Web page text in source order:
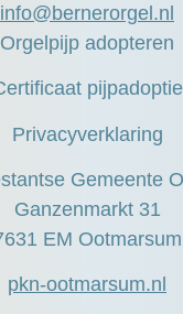
info@bernerorgel.nl
Gemeente
Ganzenmarkt 31
EM Ootmarsum
pkn-ootmarsum.nl
Orgelpijp adopteren
pijpadoptie
Privacyverklaring